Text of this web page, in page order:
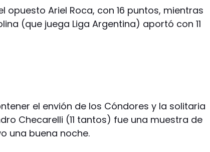
opuesto Ariel Roca, con 16 puntos, mientras
(que juega Liga Argentina) aportó con 11
el envión de los Cóndores y la solitaria
Checarelli (11 tantos) fue una muestra de
una buena noche.